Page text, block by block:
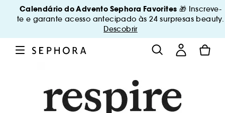
Calendário do Advento Sephora Favorites 🎁 Inscreve-
te e garante acesso antecipado às 24 surpresas beauty.
Descobrir